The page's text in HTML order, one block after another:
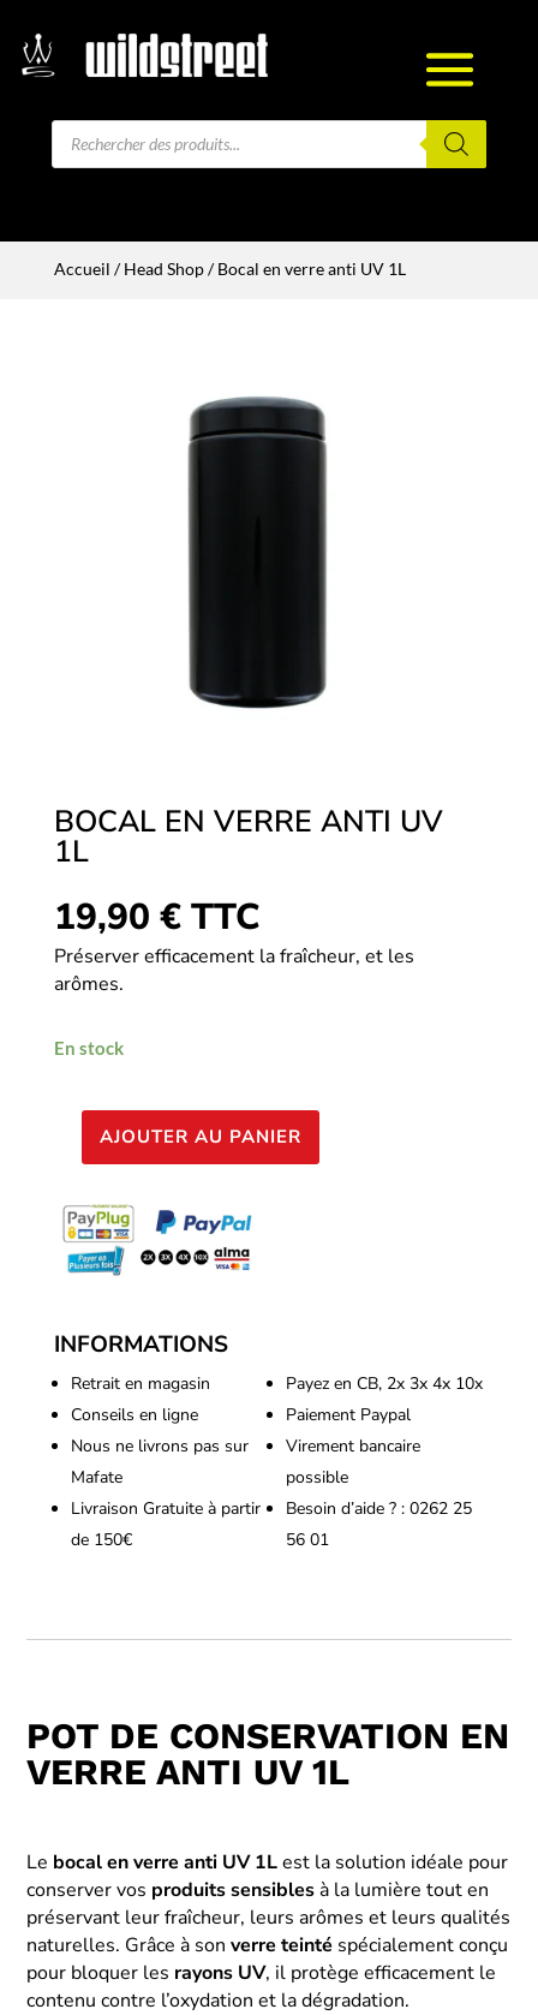
Recherche
Accueil /Head Shop/ Bocal en verre anti UV 1L
BOCAL EN VERRE ANTI UV
1L
19,90 € TTC
Préserver efficacement la fraîcheur, et les
arômes.
En stock
quantité
Bocal
en
verre
1L
AJOUTER AU PANIER
INFORMATIONS
Retrait en magasin
Conseils en ligne
Nous ne livrons pas sur
Mafate
Livraison Gratuite à partir
de 150€
Payez en CB, 2x 3x 4x 10x
Paiement Paypal
Virement bancaire
possible
Besoin d’aide ? : 0262 25
56 01
POT DE CONSERVATION EN
VERRE ANTI UV 1L
Le bocal en verre anti UV 1Lest la solution idéale pour
conserver vos produits sensiblesà la lumière tout en
préservant leur fraîcheur, leurs arômes et leurs qualités
naturelles. Grâce à sonverre teinté spécialement conçu
pour bloquer les rayons UV, il protège efficacement le
contenu contre l’oxydation et la dégradation.